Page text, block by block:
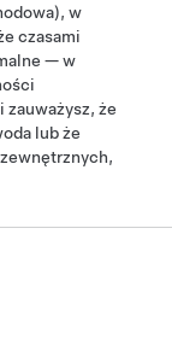
w
czasami
— w
zauważysz, że
lub że